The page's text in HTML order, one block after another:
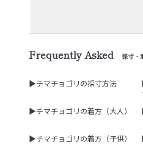
Frequently Asked 採寸・
▶チマチョゴリの採寸方法
▶チマチョゴリの着方（大人）
▶チマチョゴリの着方（子供）